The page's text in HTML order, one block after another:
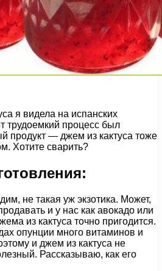
я видела на испанских
трудоемкий процесс был
продукт — джем из кактуса тоже
Хотите сварить?
не такая уж экзотика. Может,
и у нас как авокадо или
из кактуса точно пригодится.
опунции много витаминов и
и джем из кактуса не
Рассказываю, как его